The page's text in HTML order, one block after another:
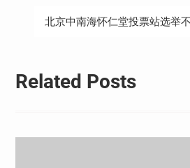
北京中南海怀仁堂投票站选举
Related Posts